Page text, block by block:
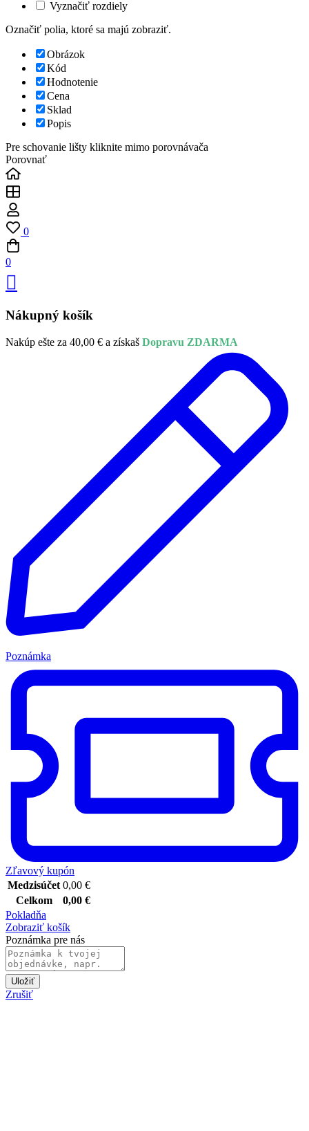
Vyznačiť rozdiely
Označiť polia, ktoré sa majú zobraziť.
Obrázok
Kód
Hodnotenie
Cena
Sklad
Popis
Pre schovanie lišty kliknite mimo porovnávača
Porovnať
0
0
Nákupný košík
Nakúp ešte za 40,00 € a získaš Dopravu ZDARMA
Poznámka
Zľavový kupón
Medzisúčet 0,00 €
Celkom
0,00 €
Pokladňa
Zobraziť košík
Poznámka pre nás
Uložiť
Zrušiť